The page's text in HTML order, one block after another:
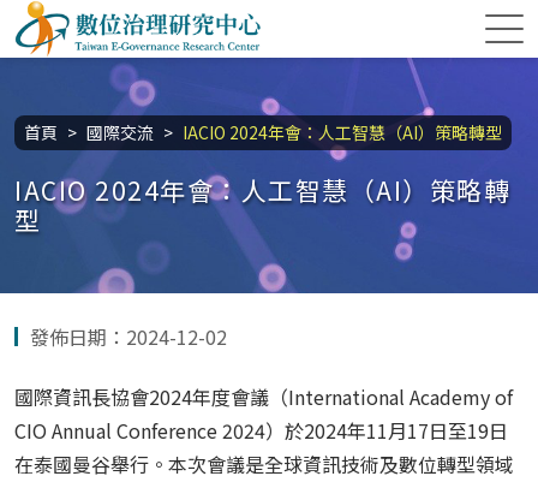
跳到主要內容區塊
數位治理研究中心
首頁 國際交流 IACIO 2024年會：人工智慧（AI）策略轉型
:::
IACIO 2024年會：人工智慧（AI）策略轉
型
發佈日期：2024-12-02
國際資訊長協會2024年度會議（International Academy of
CIO Annual Conference 2024）於2024年11月17日至19日
在泰國曼谷舉行。本次會議是全球資訊技術及數位轉型領域